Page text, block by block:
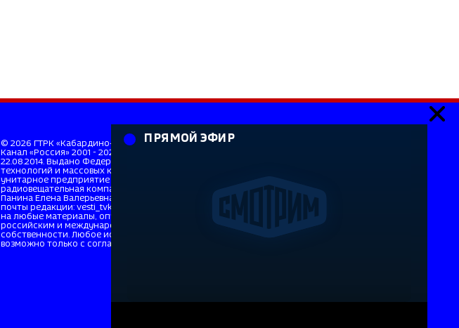
© 2026 ГТРК «Кабардино-Балкария». Сетевое издание «Государственный Интернет-
Канал «Россия» 2001 - 2026. Свидетельство о регистрации СМИ Эл № ФС 77-59166 от
22.08.2014. Выдано Федеральной службой по надзору в сфере связи, информационных
технологий и массовых коммуникаций. Учредитель: Федеральное государственное
унитарное предприятие «Всероссийская государственная телевизионная и
радиовещательная компания». Главный редактор Главной редакции ГИК "Россия" -
Панина Елена Валерьевна. Главный редактор сайта Суйдимов Б.Х. Адрес электронной
почты редакции: vesti_tvkbr@mail.ru. Справочный телефон: +7 (8662) 40-36-33. Все права
на любые материалы, опубликованные на сайте, защищены в соответствии с
российским и международным законодательством об интеллектуальной
собственности. Любое использование текстовых, фото, аудио и видеоматериалов
возможно только с согласия правообладателя (ВГТРК). Для детей старше 16 лет (16+).
ПРЯМОЙ ЭФИР